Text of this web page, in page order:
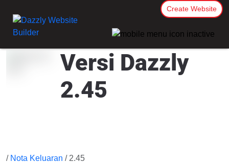
Create Website
Versi Dazzly
2.45
/ Nota Keluaran / 2.45